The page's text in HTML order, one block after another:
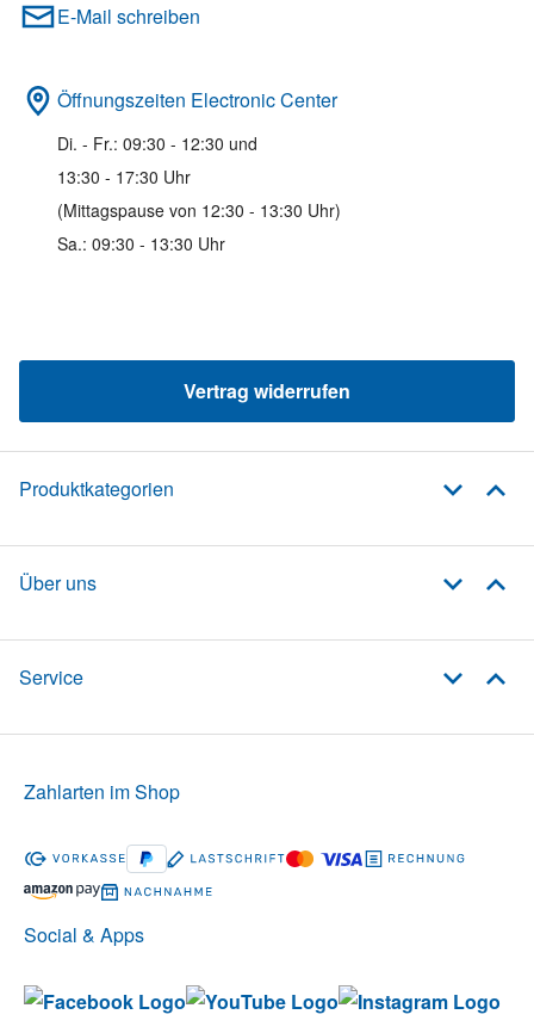
E-Mail schreiben
Öffnungszeiten Electronic Center
Di. - Fr.: 09:30 - 12:30 und
13:30 - 17:30 Uhr
(Mittagspause von 12:30 - 13:30 Uhr)
Sa.: 09:30 - 13:30 Uhr
Vertrag widerrufen
Produktkategorien
Über uns
Service
Social & Apps
Zahlarten im Shop